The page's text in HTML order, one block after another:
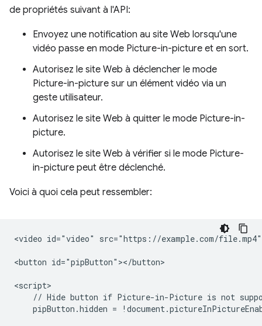
de propriétés suivant à l'API:
Envoyez une notification au site Web lorsqu'une
vidéo passe en mode Picture-in-picture et en sort.
Autorisez le site Web à déclencher le mode
Picture-in-picture sur un élément vidéo via un
geste utilisateur.
Autorisez le site Web à quitter le mode Picture-in-
picture.
Autorisez le site Web à vérifier si le mode Picture-
in-picture peut être déclenché.
Voici à quoi cela peut ressembler:
<video id="video" src="https://example.com/
<button id="pipButton"></button>
<script>
// Hide button if Picture-in-Picture is not
pipButton.hidden =